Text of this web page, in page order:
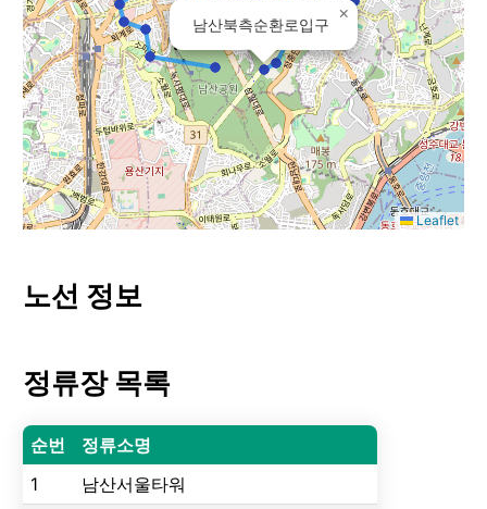
남산북측순환로입구
×
Leaflet
노선 정보
정류장 목록
순번
정류소명
1
남산서울타워